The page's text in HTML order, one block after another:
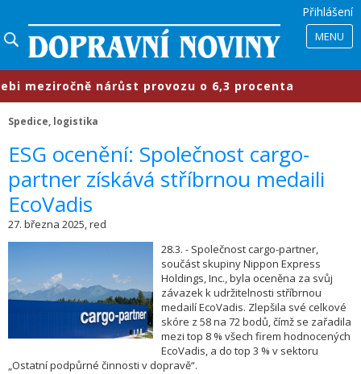
Přihlášení
MENU
nárůst provozu o 6,3 procenta
Spedice, logistika
​ESG ocenění: Společnost cargo-
partner získává stříbrnou medaili
EcoVadis
27. března 2025, red
28.3. - Společnost cargo-partner,
součást skupiny Nippon Express
Holdings, Inc., byla oceněna za svůj
závazek k udržitelnosti stříbrnou
medailí EcoVadis. Zlepšila své celkové
skóre z 58 na 72 bodů, čímž se zařadila
mezi top 8 % všech firem hodnocených
EcoVadis, a do top 3 % v sektoru
„Ostatní podpůrné činnosti v dopravě“.